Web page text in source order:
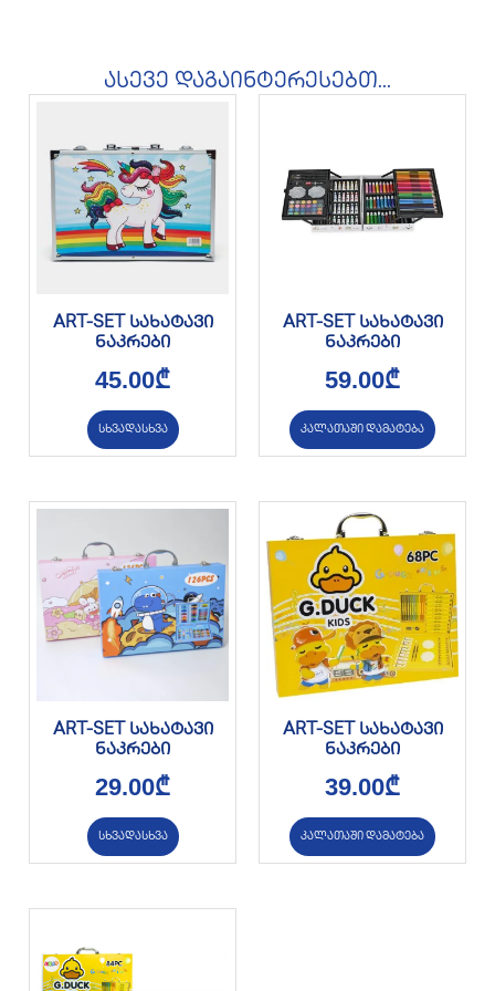
ასევე დაგაინტერესებთ...
ART-SET სახატავი
ნაკრები
45.00₾
სხვადასხვა
ART-SET სახატავი
ნაკრები
59.00₾
კალათაში დამატება
ART-SET სახატავი
ნაკრები
29.00₾
სხვადასხვა
ART-SET სახატავი
ნაკრები
39.00₾
კალათაში დამატება